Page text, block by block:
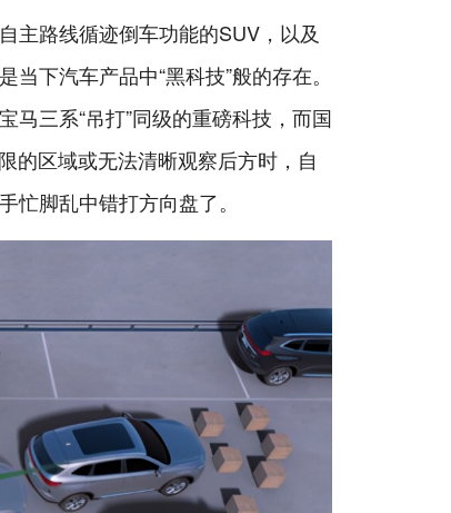
主路线循迹倒车功能的SUV，以及
下汽车产品中“黑科技”般的存在。
三系“吊打”同级的重磅科技，而国
的区域或无法清晰观察后方时，自
脚乱中错打方向盘了。